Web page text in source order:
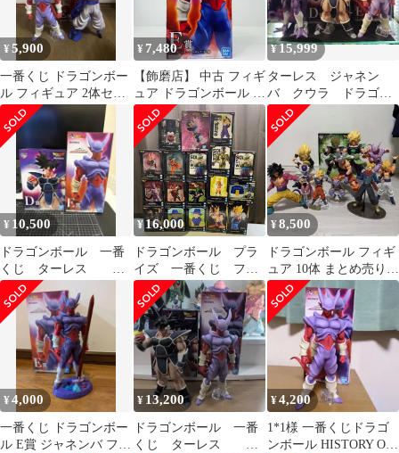
¥5,900
一番くじ ドラゴンボー
ル フィギュア 2体セッ
ト
¥ 7,480
【飾磨店】 中古 フィギ
ュア ドラゴンボール ス
ーパージャネンバ 一番
くじ HISTORY OF THE
FILM 2022年製 E賞
【704】
¥15,999
ターレス ジャネン
バ クウラ ドラゴン
ボール 一番くじ C
賞 D賞 E賞
¥ 10,500
ドラゴンボール 一番
くじ ターレス D
賞 ジャネンバ E
賞 フィギュア セッ
ト
¥ 16,000
ドラゴンボール プラ
イズ 一番くじ フィ
ギュア まとめ 18
点 ベジータ ゴマ
ー ピッコロ大魔王
孫悟空 ゴクウブラッ
ク ジャネンバ サタ
ン クリリン 他
（ME28-4903）
¥8,500
ドラゴンボール フィギ
ュア 10体 まとめ売り
一番くじ 悟空 ブロリー
¥4,000
一番くじ ドラゴンボー
ル E賞 ジャネンバ フィ
¥ 13,200
ドラゴンボール 一番
くじ ターレス D
¥4,200
1*1様 一番くじドラゴ
ンボール HISTORY OF